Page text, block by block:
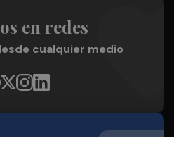
en redes
cualquier medio
Somos